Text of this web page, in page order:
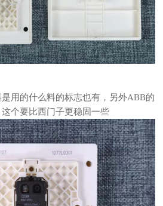
用的什么料的标志也有，另外ABB的
个要比西门子更稳固一些